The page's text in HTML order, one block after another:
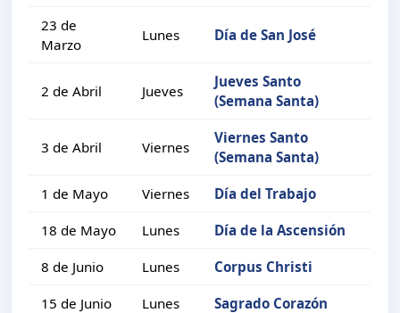
23 de
Marzo
Lunes Día de San José
2 de Abril Jueves
Jueves Santo
(Semana Santa)
3 de Abril Viernes
Viernes Santo
(Semana Santa)
1 de Mayo Viernes Día del Trabajo
18 de Mayo Lunes Día de la Ascensión
8 de Junio Lunes Corpus Christi
15 de Junio Lunes Sagrado Corazón